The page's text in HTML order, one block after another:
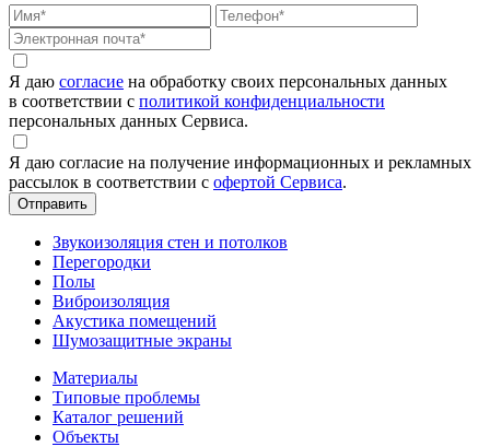
Я даю согласие на обработку своих персональных данных
в соответствии с политикой конфиденциальности
персональных данных Сервиса.
Я даю согласие на получение информационных и рекламных
рассылок в соответствии с офертой Сервиса.
Звукоизоляция стен и потолков
Перегородки
Полы
Виброизоляция
Акустика помещений
Шумозащитные экраны
Материалы
Типовые проблемы
Каталог решений
Объекты